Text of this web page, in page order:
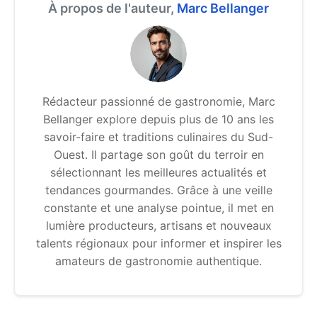
À propos de l'auteur, Marc Bellanger
Rédacteur passionné de gastronomie, Marc
Bellanger explore depuis plus de 10 ans les
savoir-faire et traditions culinaires du Sud-
Ouest. Il partage son goût du terroir en
sélectionnant les meilleures actualités et
tendances gourmandes. Grâce à une veille
constante et une analyse pointue, il met en
lumière producteurs, artisans et nouveaux
talents régionaux pour informer et inspirer les
amateurs de gastronomie authentique.